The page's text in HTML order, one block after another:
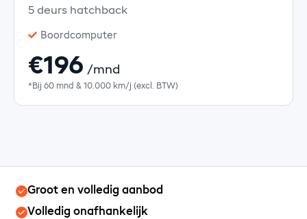
5 deurs hatchback
Boordcomputer
€196 /mnd
*Bij 60 mnd & 10.000 km/j (excl. BTW)
Groot en volledig aanbod
Volledig onafhankelijk